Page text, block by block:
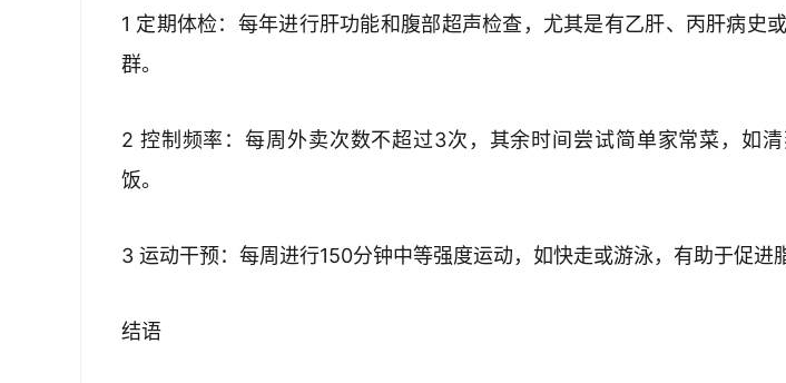
1 定期体检：每年进行肝功能和腹部超声检查，尤其是有乙肝、丙肝病史
群。
2 控制频率：每周外卖次数不超过3次，其余时间尝试简单家常菜，如
饭。
3 运动干预：每周进行150分钟中等强度运动，如快走或游泳，有助于促进
结语